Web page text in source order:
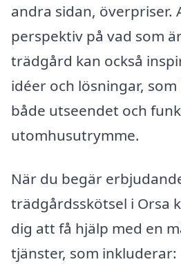
andra sidan, överpriser.
perspektiv på vad som
trädgård kan också
idéer och lösningar,
både utseendet och
utomhusutrymme.
När du begär
trädgårdsskötsel i Orsa
dig att få hjälp med en
tjänster, som inkluderar: